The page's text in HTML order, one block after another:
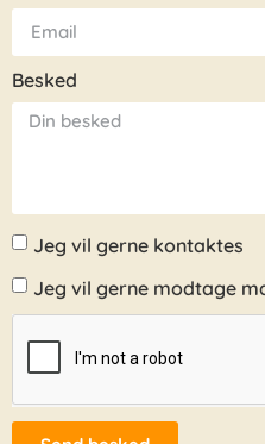
Besked
Jeg vil gerne kontaktes
Jeg vil gerne modtage